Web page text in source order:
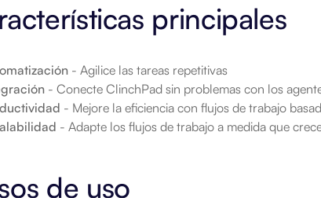
principales
- Agilice las tareas repetitivas
- Conecte ClinchPad sin problemas con los
- Mejore la eficiencia con flujos de trabajo
- Adapte los flujos de trabajo a medida que
de uso